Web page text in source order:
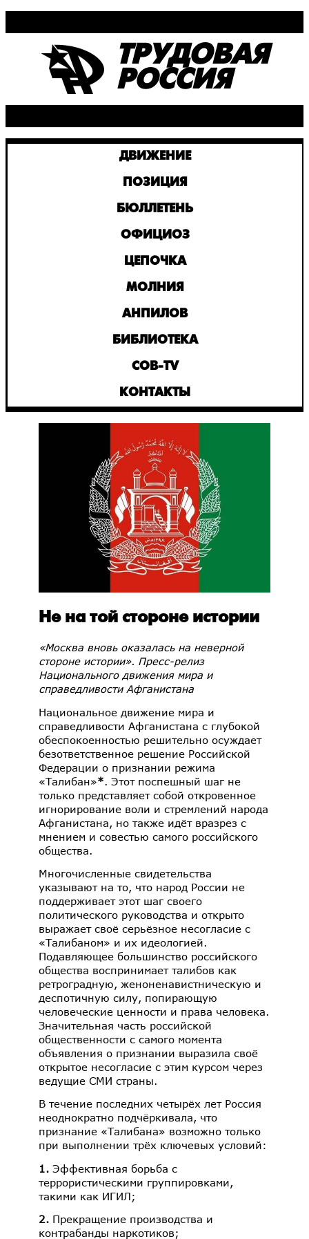
ТРУДОВАЯ
РОССИЯ
ДВИЖЕНИЕ
ПОЗИЦИЯ
БЮЛЛЕТЕНЬ
ОФИЦИОЗ
ЦЕПОЧКА
МОЛНИЯ
АНПИЛОВ
БИБЛИОТЕКА
СОВ-TV
КОНТАКТЫ
Не на той стороне истории
«Москва вновь оказалась на неверной
стороне истории». Пресс-релиз
Национального движения мира и
справедливости Афганистана
Национальное движение мира и
справедливости Афганистана с глубокой
обеспокоенностью решительно осуждает
безответственное решение Российской
Федерации о признании режима
«Талибан»* . Этот поспешный шаг не
только представляет собой откровенное
игнорирование воли и стремлений народа
Афганистана, но также идёт вразрез с
мнением и совестью самого российского
общества.
Многочисленные свидетельства
указывают на то, что народ России не
поддерживает этот шаг своего
политического руководства и открыто
выражает своё серьёзное несогласие с
«Талибаном» и их идеологией.
Подавляющее большинство российского
общества воспринимает талибов как
ретроградную, женоненавистническую и
деспотичную силу, попирающую
человеческие ценности и права человека.
Значительная часть российской
общественности с самого момента
объявления о признании выразила своё
открытое несогласие с этим курсом через
ведущие СМИ страны.
В течение последних четырёх лет Россия
неоднократно подчёркивала, что
признание «Талибана» возможно только
при выполнении трёх ключевых условий:
1. Эффективная борьба с
террористическими группировками,
такими как ИГИЛ;
2. Прекращение производства и
контрабанды наркотиков;